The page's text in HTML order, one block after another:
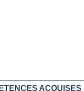
ACQUISES